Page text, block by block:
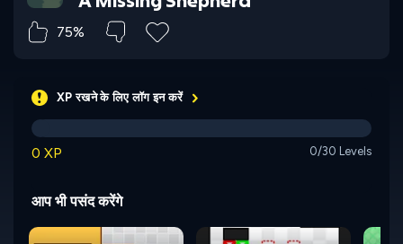
75%
XP रखने के लिए लॉग इन करें
0 XP 0/30 Levels
आप भी पसंद करेंगे